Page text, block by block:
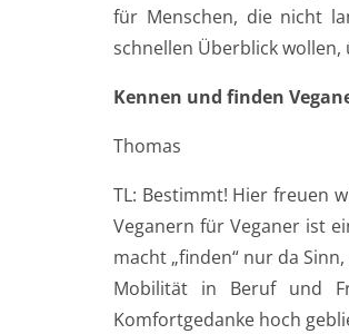
für Menschen, die nicht
schnellen Überblick
Kennen und finden
Thomas
TL: Bestimmt! Hier freuen
Veganern für Veganer ist
macht „finden“ nur da
Mobilität in Beruf und
Komfortgedanke hoch